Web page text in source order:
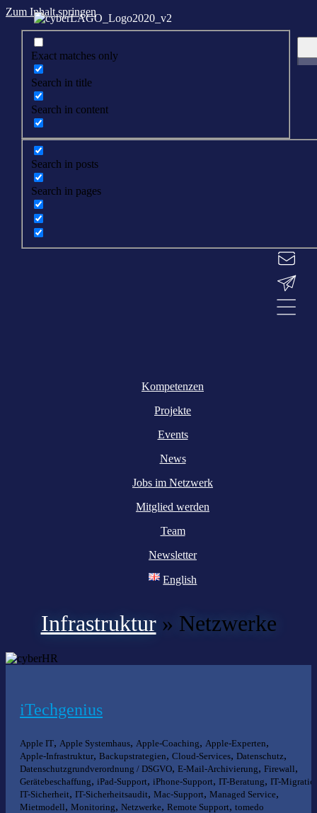
Zum Inhalt springen
Exact matches only
Search in title
Search in content
Search in posts
Search in pages
Kompetenzen
Projekte
Events
News
Jobs im Netzwerk
Mitglied werden
Team
Newsletter
English
Infrastruktur» Netzwerke
iTechgenius
Apple IT, Apple Systemhaus, Apple-Coaching, Apple-Experten,
Apple-Infrastruktur, Backupstrategien, Cloud-Services, Datenschutz,
Datenschutzgrundverordnung / DSGVO, E-Mail-Archivierung, Firewall,
Gerätebeschaffung, iPad-Support, iPhone-Support, IT-Beratung, IT-
IT-Sicherheit, IT-Sicherheitsaudit, Mac-Support, Managed Service,
Mietmodell, Monitoring, Netzwerke, Remote Support, tomedo